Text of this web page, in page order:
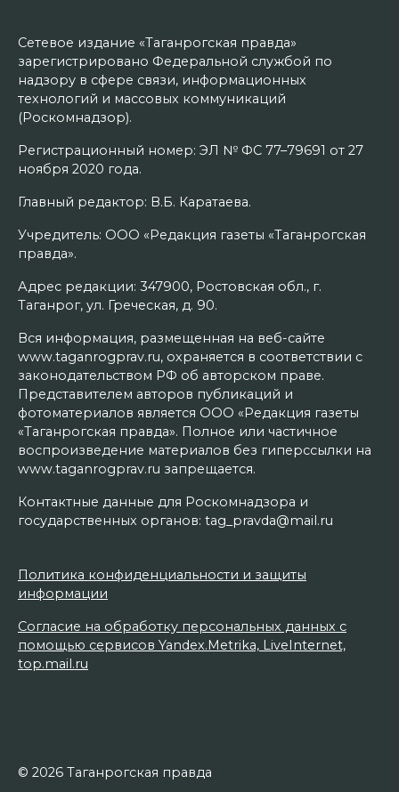
Сетевое издание «Таганрогская правда»
зарегистрировано Федеральной службой по
надзору в сфере связи, информационных
технологий и массовых коммуникаций
(Роскомнадзор).
Регистрационный номер: ЭЛ № ФС 77–79691 от 27
ноября 2020 года.
Главный редактор: В.Б. Каратаева.
Учредитель: ООО «Редакция газеты «Таганрогская
правда».
Адрес редакции: 347900, Ростовская обл., г.
Таганрог, ул. Греческая, д. 90.
Вся информация, размещенная на веб-сайте
www.taganrogprav.ru, охраняется в соответствии с
законодательством РФ об авторском праве.
Представителем авторов публикаций и
фотоматериалов является ООО «Редакция газеты
«Таганрогская правда». Полное или частичное
воспроизведение материалов без гиперссылки на
www.taganrogprav.ru запрещается.
Контактные данные для Роскомнадзора и
государственных органов: tag_pravda@mail.ru
Политика конфиденциальности и защиты
информации
Согласие на обработку персональных данных с
помощью сервисов Yandex.Metrika, LiveInternet,
top.mail.ru
© 2026 Таганрогская правда